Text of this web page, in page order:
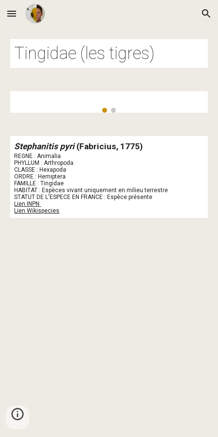
Skip to main content Skip to navigation
Tingidae (les tigres)
Stephanitis pyri (Fabricius, 1775)
REGNE : Animalia
PHYLLUM : Arthropoda
CLASSE : Hexapoda
ORDRE : Hemiptera
FAMILLE : Tingidae
HABITAT : Espèces vivant uniquement en milieu terrestre
STATUT DE L'ESPECE EN FRANCE : Espèce présente
Lien INPN
Lien Wikispecies